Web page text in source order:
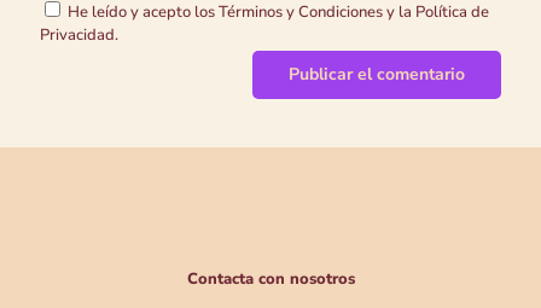
He leído y acepto los Términos y Condiciones y la Política de
Privacidad.
Contacta con nosotros